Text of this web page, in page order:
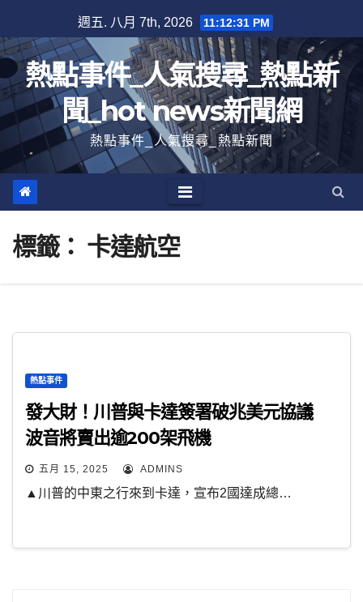
至
內
容
週五. 八月 7th, 2026 11:12:31 PM
熱點事件_人氣搜尋_熱點新
聞_hot news新聞網
熱點事件_人氣搜尋_熱點新聞
標籤： 卡達航空
熱點事件
發大財！川普與卡達簽署破兆美元協議
波音將賣出逾200架飛機
五月 15, 2025 ADMINS
▲川普的中東之行來到卡達，宣布2國達成總…